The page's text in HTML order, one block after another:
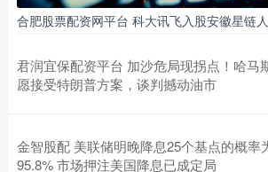
合肥股票配资网平台 科大讯飞入股安徽星链
君润宜保配资平台 加沙危局现拐点！哈马
愿接受特朗普方案，谈判撼动油市
金智股配 美联储明晚降息25个基点的概率
95.8% 市场押注美国降息已成定局